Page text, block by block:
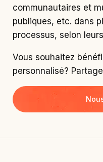
communautaires et
publiques, etc. dans
processus, selon
Vous souhaitez
personnalisé?